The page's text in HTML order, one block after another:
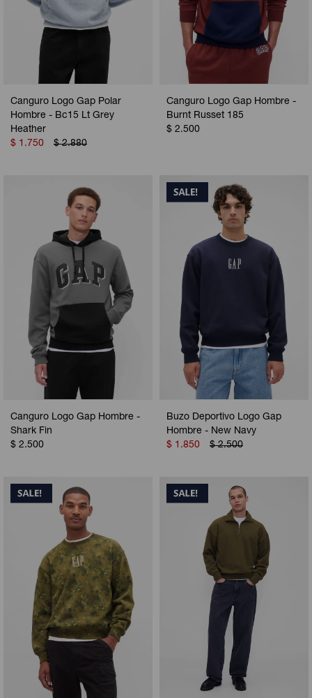
Canguro Logo Gap Polar
Hombre - Bc15 Lt Grey
Heather
$ 1.750 $ 2.880
Canguro Logo Gap Hombre -
Burnt Russet 185
$ 2.500
Canguro Logo Gap Hombre -
Shark Fin
$ 2.500
Buzo Deportivo Logo Gap
Hombre - New Navy
$ 1.850 $ 2.500